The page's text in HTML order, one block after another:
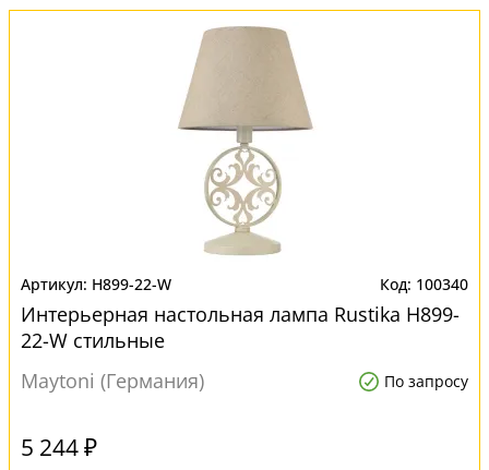
H899-22-W 100340
Интерьерная настольная лампа Rustika H899-
22-W стильные
Maytoni (Германия)
По запросу
5 244 ₽